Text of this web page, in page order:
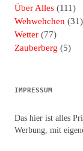
Über Alles (111)
Wehwehchen (31)
Wetter (77)
Zauberberg (5)
IMPRESSUM
Das hier ist alles
Werbung, mit